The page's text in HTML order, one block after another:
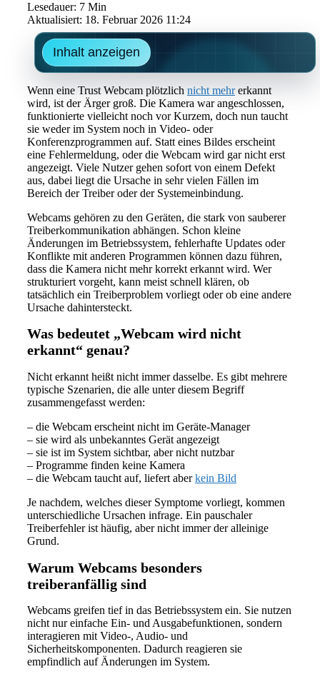
Lesedauer: 7 Min
Aktualisiert: 18. Februar 2026 11:24
Inhalt anzeigen
Wenn eine Trust Webcam plötzlich nicht mehrerkannt
wird, ist der Ärger groß. Die Kamera war angeschlossen,
funktionierte vielleicht noch vor Kurzem, doch nun taucht
sie weder im System noch in Video- oder
Konferenzprogrammen auf. Statt eines Bildes erscheint
eine Fehlermeldung, oder die Webcam wird gar nicht erst
angezeigt. Viele Nutzer gehen sofort von einem Defekt
aus, dabei liegt die Ursache in sehr vielen Fällen im
Bereich der Treiber oder der Systemeinbindung.
Webcams gehören zu den Geräten, die stark von sauberer
Treiberkommunikation abhängen. Schon kleine
Änderungen im Betriebssystem, fehlerhafte Updates oder
Konflikte mit anderen Programmen können dazu führen,
dass die Kamera nicht mehr korrekt erkannt wird. Wer
strukturiert vorgeht, kann meist schnell klären, ob
tatsächlich ein Treiberproblem vorliegt oder ob eine andere
Ursache dahintersteckt.
Was bedeutet „Webcam wird nicht
erkannt“ genau?
Nicht erkannt heißt nicht immer dasselbe. Es gibt mehrere
typische Szenarien, die alle unter diesem Begriff
zusammengefasst werden:
– die Webcam erscheint nicht im Geräte-Manager
– sie wird als unbekanntes Gerät angezeigt
– sie ist im System sichtbar, aber nicht nutzbar
– Programme finden keine Kamera
– die Webcam taucht auf, liefert aberkein Bild
Je nachdem, welches dieser Symptome vorliegt, kommen
unterschiedliche Ursachen infrage. Ein pauschaler
Treiberfehler ist häufig, aber nicht immer der alleinige
Grund.
Warum Webcams besonders
treiberanfällig sind
Webcams greifen tief in das Betriebssystem ein. Sie nutzen
nicht nur einfache Ein- und Ausgabefunktionen, sondern
interagieren mit Video-, Audio- und
Sicherheitskomponenten. Dadurch reagieren sie
empfindlich auf Änderungen im System.